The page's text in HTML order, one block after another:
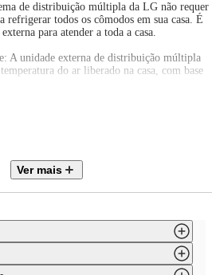
de distribuição múltipla da LG não requer
refrigerar todos os cômodos em sua casa. É
para atender a toda a casa.
A unidade externa de distribuição múltipla
do ar liberado na casa, com base
a necessidade de cada ambiente.
Ver mais